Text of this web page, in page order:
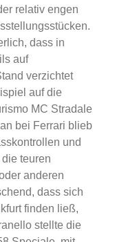
relativ engen
dass in
auf
verzichtet
auf die
MC Stradale
bei Ferrari blieb
und
teuren
anderen
dass sich
finden ließ,
stellte die